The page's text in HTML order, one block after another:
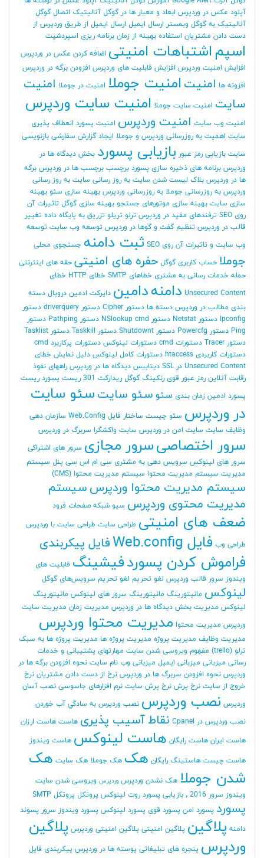
آپلود عکس در وردپرس ابعاد و معیار ها در گوگل آنالیتیک اتصال گوگل
آنالیتیک به گوگل وبمستر ارسال ایمیل ارسال ایمیل از طریق وردپرس از
دست دادن مشتریان استفاده بهینه از زمان برنامه ریزی اسپردشیت
اسپم اشتباهات امنیتی اضافه کردن عکس در وردپرس
افزایش امنیت وردپرس افزایش قابلیت های وردپرس افزودن برگه در وردپرس
افزونه ها امنیت امنیت جوملا امنیت در جوملا امنیت
سایت امنیت سایت جوملا امنیت سایت وردپرس
امنیت وب سایت امنیت وردپرس امنیت پسورد انعطاف پذیری
سایت اهمیت به روزرسانی وردپرس و جوملا ایجاد گزارش سفارشی بازنویسی
سایت بازیابی رمز عبور بازیابی پسورد بخش دیدگاه ها در
وردپرس برنامه های ذخیره سازی پسورد برچسب برچسب ها در وردپرس برگه
ها در وردپرس بلاک لیست شدن سایت به روز رسانی سایت به روز رسانی
وردپرس به روزرسانی جوملا به روزرسانی وردپرس بهینه سازی سئو بهینه
سازی سایت بهینه سازی موتورهای جستجو بهینه سازی گوگل تاثیرات آن
روی SEO
ترفندهای مفید در وردپرس ترلو تریلو تزریق به پایگاه داده تغییر
قالب در وردپرس تنظیم گفت و گوها در وردپرس توسعه وب سایت توسعه
وب سایت و تاثیرات آن روی SEO
ثبت دامنه جستجوی محلی
جوملا حساب کاربری گوگل حفره های امنیتی حقه های اینترنتی
حمله خدمات رسانی به مشتری خطاهای SMTP خطای HTTP
خطای
Unsecured Content دامنهدامین دایرکت ادمین دروپال دسته
بندی مطالب در وردپرس دسته ها دستور Cipher دستور driverquery
دستور
Ipconfig دستور Netstat دستور NSlookup cmd دستور Pathping
دستور
Ping دستور Powercfg دستور Shutdownt دستور Taskkill
دستور Tasklist
دستور Tracer
دستورات cmd دستورات لینوکس دستورات پرکاربرد cmd
دستورات کاربردی htaccess
دستورات کامل لینوکس دلیل نمایش خطای
Unsecured Content در SSL
دیتابیس دیدگاه ها در وردپرس راههای نفوذ
رقابت آنلاین رمز عبور قوی رنکینگ گوگل ریدارکت 301 ریست پسورد ریست
پسورد ادمین زمان بندی سئو سئو سایت سئو سایت
در وردپرس سئو چیست ساختار فایل Web.Config
سازمان دهی
وظایف سایت سایت امن در وردپرس سایت واکشگرا سربرگ در وردپرس
سرور اختصاصیسرور مجازی سرور های اشتراکی
سرور های لینوکس سرویس دهی به مشتری سی ام اس سی پنل سیستم
مدیریت سیستم مدیریت محتوا سیستم مدیریت محتوا (CMS)
سیستم مدیریت محتوا وردپرس سیستم
مدیریت محتوی وردپرس سیو شبکه صفحات فرود
ضعف های امنیتی طراحی سایت طراحی سایت با وردپرس
طراحی وب فایل Web.config فایل پیکربندی
فراموش کردن پسوردفیشینگ قابلیت های
ویندوز سرور قالب وردپرس لغو تحریم لغو تحریم سرویس‌های گوگل
لینوکس مانیتورینگ مانیتورینگ سرور های لینوکس مانیتورینگ
لینوکس مدیریت بخش دیدگاه ها در وردپرس مدیریت زمان مدیریت سایت
وردپرس مدیریت محتوا مدیریت محتوا وردپرس
مدیریت وظایف مدیریت پروژه مدیریت پروژه ها مدیریت پروژه ها به سبک
ترلو (trello)
مفهوم ویروسی شدن سایت مهارتهای پشتیبانی و خدمات
رسانی میزبانی میزبانی ایمیل میزبانی وب نام سایت نحوه افزودن برگه ها در
وردپرس نحوه افزودن سربرگ ها در وردپرس نرخ از دست دادن مشتریان نرخ
خروج از سایت نرخ پرش نرخ پرش سایت نرم افزارهای جاسوسی نصب آسان
وردپرس نصب وردپرس نصب وردپرس به سادگي آب خوردن
نصب وردپرس در Cpanel
نقاط آسیب پذیری هاست هاست ارزان
هاست ایران هاست رایگان هاست لینوکس هاست ویندوز
هاست چیست هاستینگ رایگان هک هک جوملا هک سایت هک
شدن جوملا هک نشدن وردپرس وردپرس ویروسی شدن سایت
ویندوز سرور 2016
٬ بازیابی پسورد روت لینوکس پروتکل پروتکل SMTP
پسورد پسورد امن پسورد قوی پسورد لینوکس پسورد ویندوز سرور پسوند
دامنه پلاگین پلاگین امنیتی پلاگین امنیتی وردپرس پلاگین
وردپرس پنجره های تبلیغاتی پوسته ها در وردپرس پیکربندی فایل